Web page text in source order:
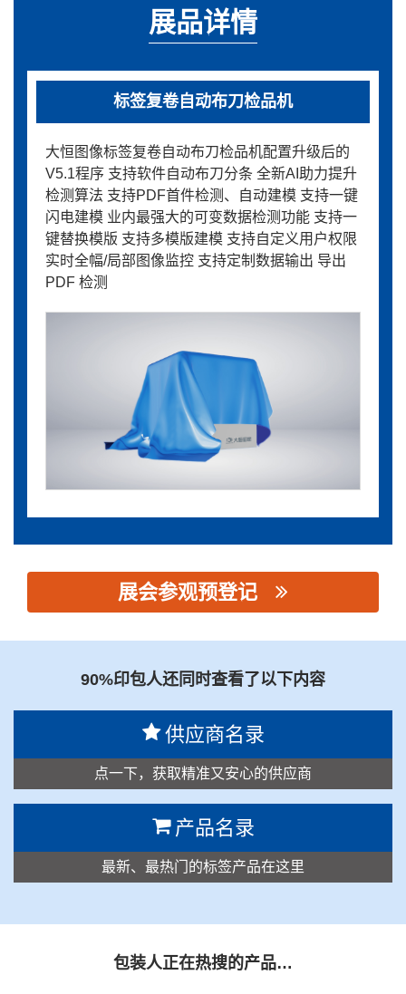
展品详情
标签复卷自动布刀检品机
大恒图像标签复卷自动布刀检品机配置升级后的
V5.1程序 支持软件自动布刀分条 全新AI助力提升
检测算法 支持PDF首件检测、自动建模 支持一键
闪电建模 业内最强大的可变数据检测功能 支持一
键替换模版 支持多模版建模 支持自定义用户权限
实时全幅/局部图像监控 支持定制数据输出 导出
PDF 检测
展会参观预登记
90%印包人还同时查看了以下内容
供应商名录
点一下，获取精准又安心的供应商
产品名录
最新、最热门的标签产品在这里
包装人正在热搜的产品…